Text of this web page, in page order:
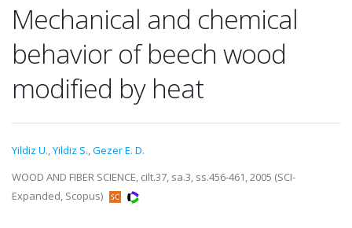
Mechanical and chemical
behavior of beech wood
modified by heat
Yildiz U.,Yildiz S.,Gezer E. D.
WOOD AND FIBER SCIENCE, cilt.37, sa.3, ss.456-461, 2005 (SCI-
Expanded, Scopus)